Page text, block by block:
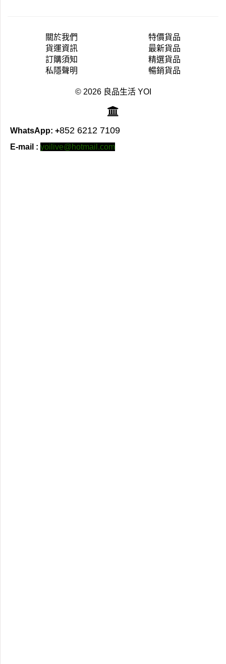
關於我們
貨運資訊
訂購須知
私隱聲明
特價貨品
最新貨品
精選貨品
暢銷貨品
© 2026 良品生活 YOI
WhatsApp: +852 6212 7109
E-mail : yoilive@hotmail.com